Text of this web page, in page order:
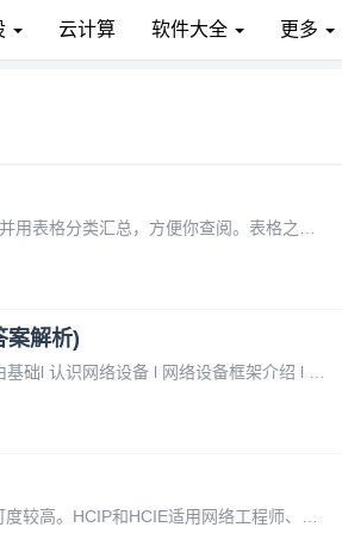
云计算 软件大全 更多
案解析)